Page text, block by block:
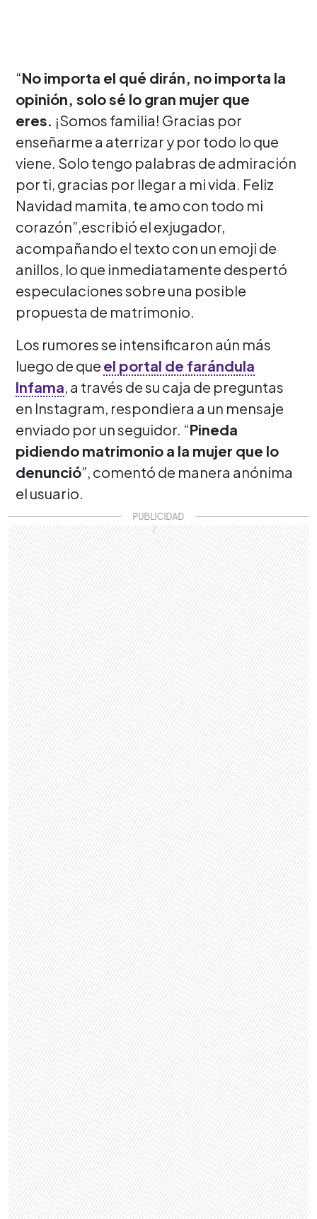
“No importa el qué dirán, no importa la
opinión, solo sé lo gran mujer que
eres. ¡Somos familia! Gracias por
enseñarme a aterrizar y por todo lo que
viene. Solo tengo palabras de admiración
por ti, gracias por llegar a mi vida. Feliz
Navidad mamita, te amo con todo mi
corazón”,escribió el exjugador,
acompañando el texto con un emoji de
anillos, lo que inmediatamente despertó
especulaciones sobre una posible
propuesta de matrimonio.
Los rumores se intensificaron aún más
luego de que el portal de farándula
Infama, a través de su caja de preguntas
en Instagram, respondiera a un mensaje
enviado por un seguidor. “Pineda
pidiendo matrimonio a la mujer que lo
denunció”, comentó de manera anónima
el usuario.